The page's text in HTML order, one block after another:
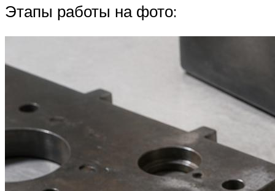
Этапы работы на фото: